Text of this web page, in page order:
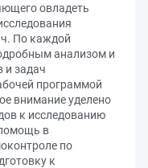
овладеть
По каждой
анализом и
и задач
программой
внимание уделено
к исследованию
в
по
к